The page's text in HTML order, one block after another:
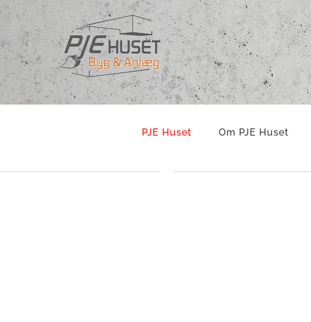
Skip
to
content
PJE Huset Om PJE Huset